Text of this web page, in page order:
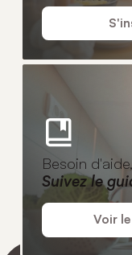
Besoin
Suivez le
Voir